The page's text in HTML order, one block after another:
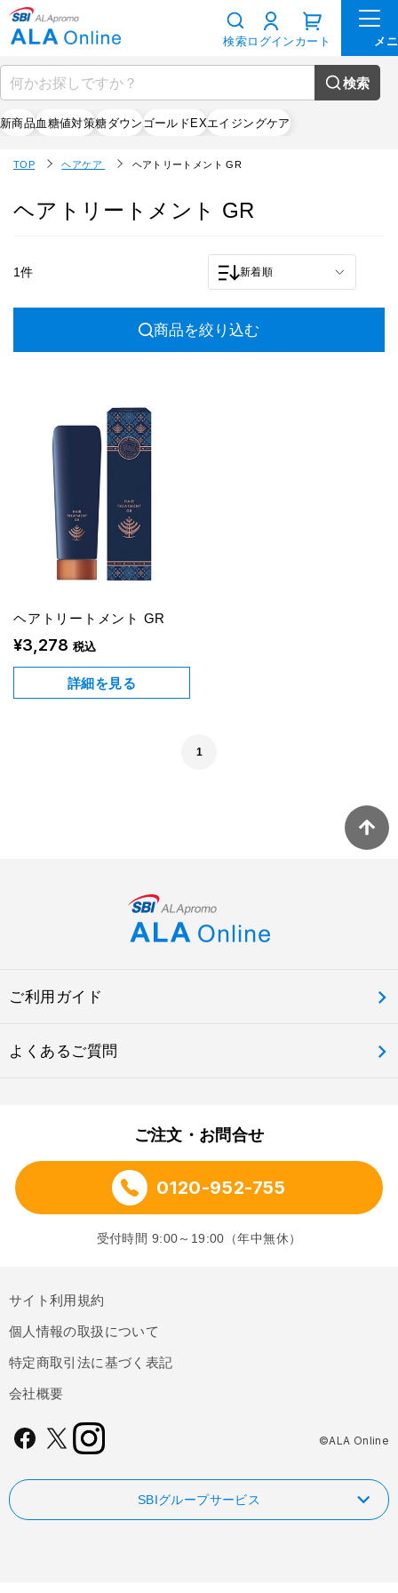
検索
新商品血糖値対策糖ダウンゴールドEXエイジングケア
検索ログイン カート
TOP ヘアケア ヘアトリートメント GR
ヘアトリートメント GR
1件 新着順
商品を絞り込む
ヘアトリートメント GR
¥3,278 税込
詳細を見る
1
ご利用ガイド
よくあるご質問
ご注文・お問合せ
0120-952-755
受付時間 9:00～19:00（年中無休）
サイト利用規約
個人情報の取扱について
特定商取引法に基づく表記
会社概要
©ALA Online
SBIグループサービス